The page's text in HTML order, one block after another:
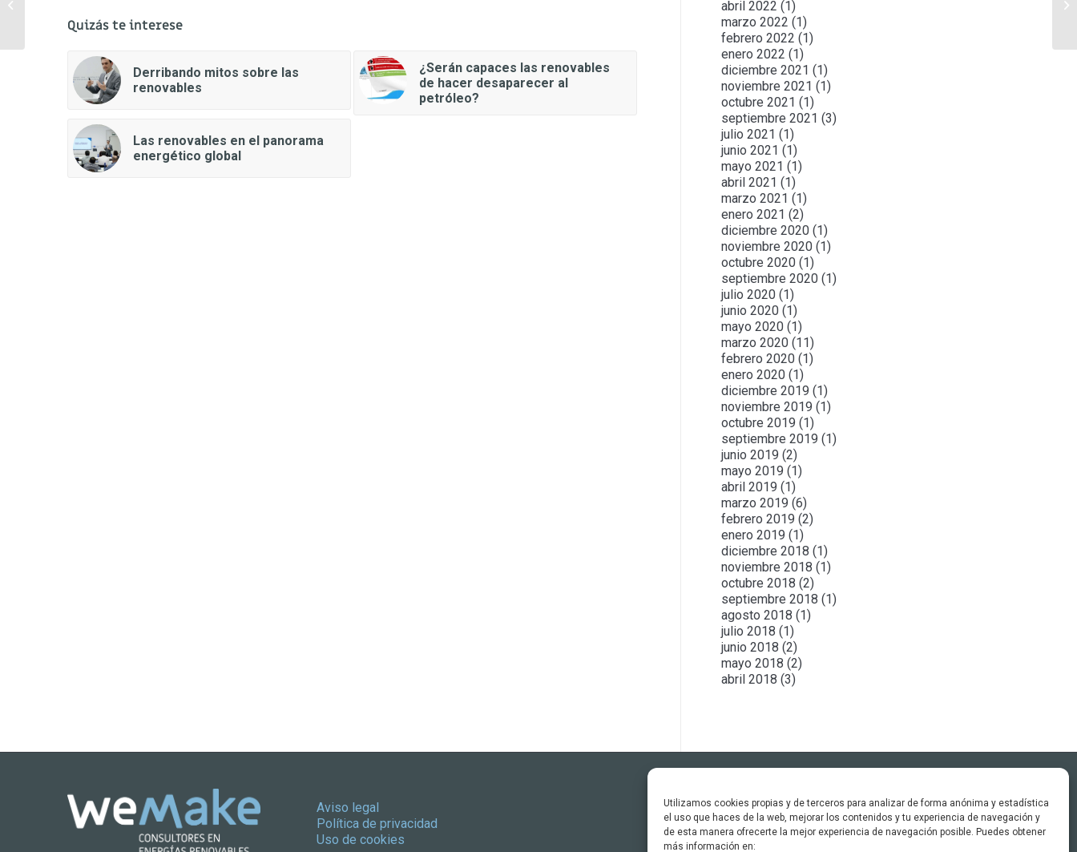
Utilizamos cookies propias y de terceros para analizar de forma anónima y estadística
el uso que haces de la web, mejorar los contenidos y tu experiencia de navegación y
de esta manera ofrecerte la mejor experiencia de navegación posible. Puedes obtener
más información en:
Quizás te interese
Derribando mitos sobre las
renovables
¿Serán capaces las renovables
de hacer desaparecer al
petróleo?
Las renovables en el panorama
energético global
abril 2022 (1)
marzo 2022 (1)
febrero 2022 (1)
enero 2022 (1)
diciembre 2021 (1)
noviembre 2021 (1)
octubre 2021 (1)
septiembre 2021 (3)
julio 2021 (1)
junio 2021 (1)
mayo 2021 (1)
abril 2021 (1)
marzo 2021 (1)
enero 2021 (2)
diciembre 2020(1)
noviembre 2020(1)
octubre 2020(1)
septiembre 2020(1)
julio 2020(1)
junio 2020(1)
mayo 2020(1)
marzo 2020(11)
febrero 2020(1)
enero 2020(1)
diciembre 2019 (1)
noviembre 2019 (1)
octubre 2019 (1)
septiembre 2019 (1)
junio 2019 (2)
mayo 2019 (1)
abril 2019 (1)
marzo 2019 (6)
febrero 2019 (2)
enero 2019 (1)
diciembre 2018 (1)
noviembre 2018 (1)
octubre 2018 (2)
septiembre 2018 (1)
agosto 2018 (1)
julio 2018 (1)
junio 2018 (2)
mayo 2018 (2)
abril 2018 (3)
Aviso legal
Política de privacidad
Uso de cookies
c/ Larrabide 21. 31005 Pamplona
+34 699 440 841
info@wemakeconsultores.com